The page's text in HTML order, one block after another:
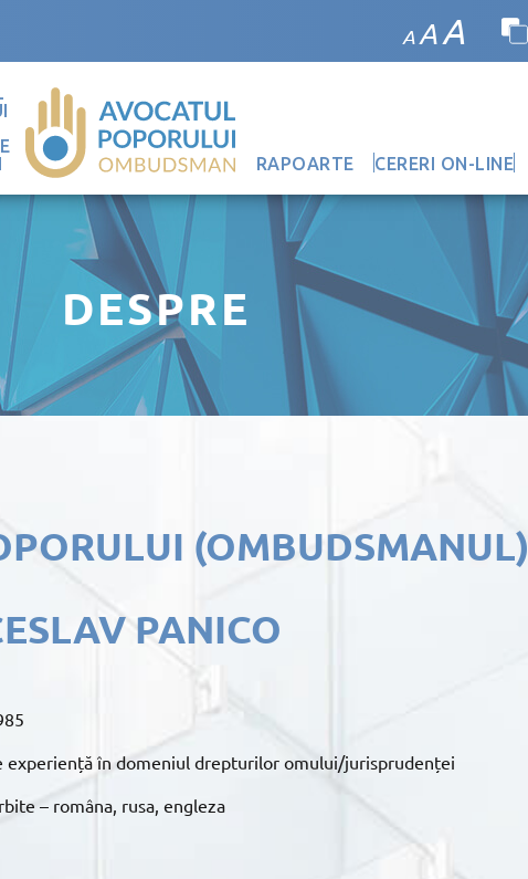
A AA
RAPOARTE CERERI ON-LINE
DESPRE
(OMBUDSMANUL)
PANICO
experiență în domeniul drepturilor omului/jurisprudenței
– româna, rusa, engleza